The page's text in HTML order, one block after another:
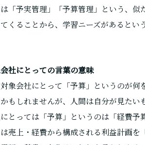
「予実管理」「予算管理」という、
くることから、学習ニーズがあると
社にとっての言葉の意味
象会社にとって「予算」というのが
もしれませんが、人間は自分が見たい
とっては「予算」というのは「経費
売上・経費から構成される利益計画